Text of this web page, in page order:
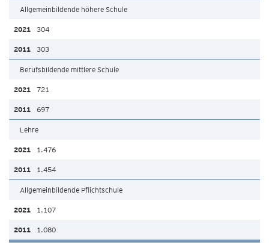
Allgemeinbildende höhere Schule
304
303
Berufsbildende mittlere Schule
721
697
Lehre
1.476
1.454
Allgemeinbildende Pflichtschule
1.107
1.080